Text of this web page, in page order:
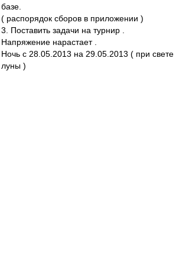
базе.
( распорядок сборов в приложении )
3. Поставить задачи на турнир .
Напряжение нарастает .
Ночь с 28.05.2013 на 29.05.2013 ( при свете
луны )